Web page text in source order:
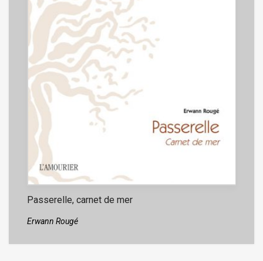
Passerelle, carnet de mer
Erwann Rougé